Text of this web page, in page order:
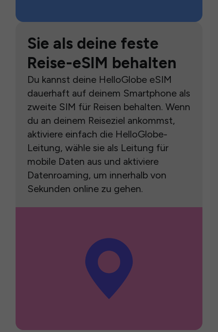
Sie als deine feste
Reise-eSIM behalten
Du kannst deine HelloGlobe eSIM
dauerhaft auf deinem Smartphone als
zweite SIM für Reisen behalten. Wenn
du an deinem Reiseziel ankommst,
aktiviere einfach die HelloGlobe-
Leitung, wähle sie als Leitung für
mobile Daten aus und aktiviere
Datenroaming, um innerhalb von
Sekunden online zu gehen.